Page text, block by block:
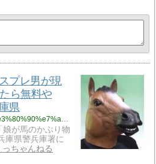
プレ男が現
ら無料や
県
http://gajitaku.link/2016/11/03/%e3%80%90%e7%a4%be%e4%bc%9a%e3%80%91%e5%85%ac%e5%9c%92%e3%81%ab%e9%a6%ac%e3%81%ae%e3%82%b3%e3%82%b9%e3%83%97%e3%83%ac%e7%94%b7%e3%81%8c%e7%8f%be%e3%82%8c%e3%80%81%e5%a5%b3%e5%85%90%e3%81%ab%e3%80%8c30/
娘が馬のかぶり物
庫県警兵庫署に
っちゃんねる